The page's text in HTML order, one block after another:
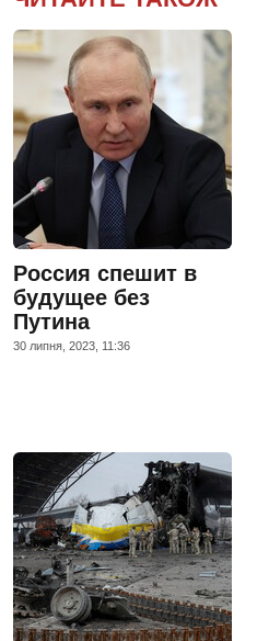
Россия спешит в
будущее без
Путина
30 липня, 2023, 11:36